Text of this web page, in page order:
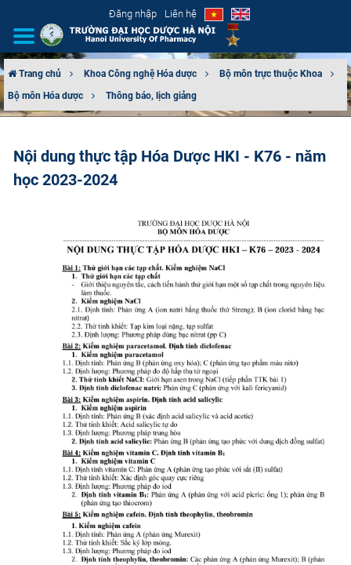
Đăng nhập Liên hệ
GIỚI THIỆU
TUYỂN SINH
ĐẢM BẢO CHẤT LƯỢNG
KHOA HỌC CÔNG NGHỆ
CỰU NGƯỜI HỌC
Trang chủ Khoa Công nghệ Hóa dược
Bộ môn trực thuộc Khoa
Bộ môn Hóa dược
Thông báo, lịch giảng
Nội dung thực tập Hóa Dược HKI - K76 - năm
học 2023-2024